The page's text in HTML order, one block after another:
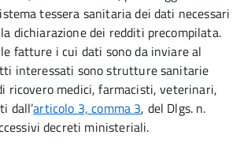
tessera sanitaria dei dati necessari
dichiarazione dei redditi precompilata.
le fatture i cui dati sono da inviare al
interessati sono strutture sanitarie
ricovero medici, farmacisti, veterinari,
dall’articolo 3, comma 3, del Dlgs. n.
decreti ministeriali.